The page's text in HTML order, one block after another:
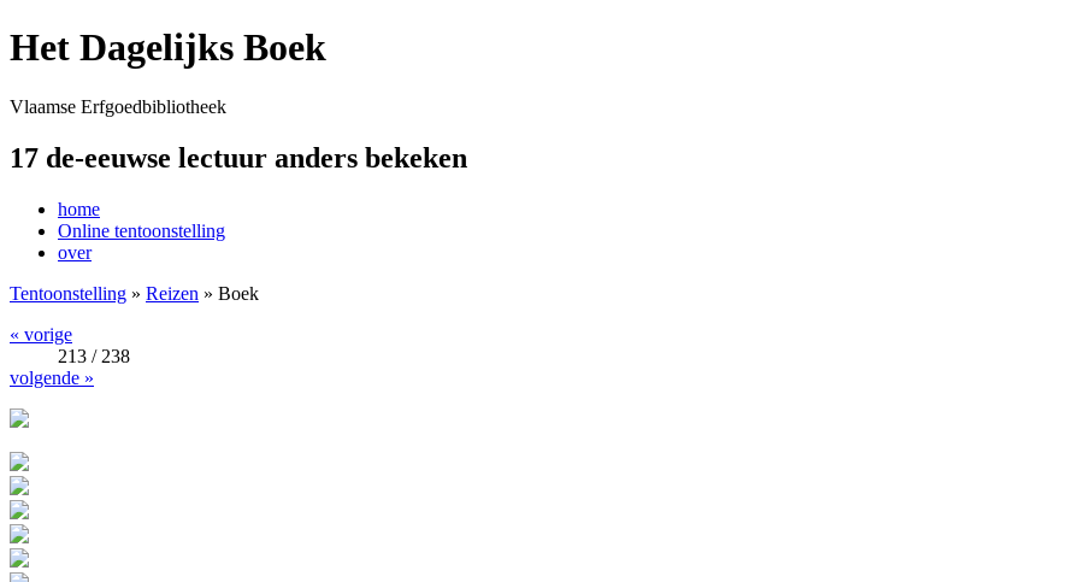
Het Dagelijks Boek
Vlaamse Erfgoedbibliotheek
17 de-eeuwse lectuur anders bekeken
home
Online tentoonstelling
over
Tentoonstelling » Reizen » Boek
« vorige
213 / 238
volgende »